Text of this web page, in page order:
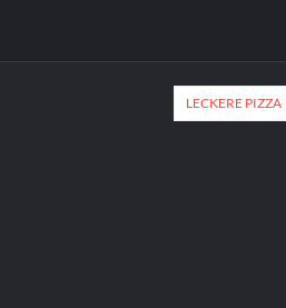
LECKERE PIZZA